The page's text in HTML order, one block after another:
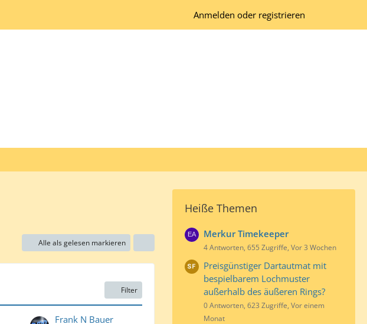
Anmelden oder registrieren
Alle als gelesen markieren
Filter
Frank N Bauer
Heiße Themen
Merkur Timekeeper
4 Antworten, 655 Zugriffe, Vor 3 Wochen
Preisgünstiger Dartautmat mit
bespielbarem Lochmuster
außerhalb des äußeren Rings?
0 Antworten, 623 Zugriffe, Vor einem
Monat